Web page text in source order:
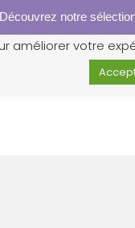
Découvrez notre
améliorer votre